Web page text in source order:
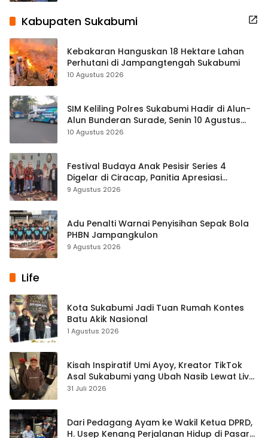
Kabupaten Sukabumi
Kebakaran Hanguskan 18 Hektare Lahan
Perhutani di Jampangtengah Sukabumi
10 Agustus 2026
SIM Keliling Polres Sukabumi Hadir di Alun-
Alun Bunderan Surade, Senin 10 Agustus
2026
10 Agustus 2026
Festival Budaya Anak Pesisir Series 4
Digelar di Ciracap, Panitia Apresiasi
Dukungan Disbudpora Sukabumi
9 Agustus 2026
Adu Penalti Warnai Penyisihan Sepak Bola
PHBN Jampangkulon
9 Agustus 2026
Life
Kota Sukabumi Jadi Tuan Rumah Kontes
Batu Akik Nasional
1 Agustus 2026
Kisah Inspiratif Umi Ayoy, Kreator TikTok
Asal Sukabumi yang Ubah Nasib Lewat Live
Streaming
31 Juli 2026
Dari Pedagang Ayam ke Wakil Ketua DPRD,
H. Usep Kenang Perjalanan Hidup di Pasar